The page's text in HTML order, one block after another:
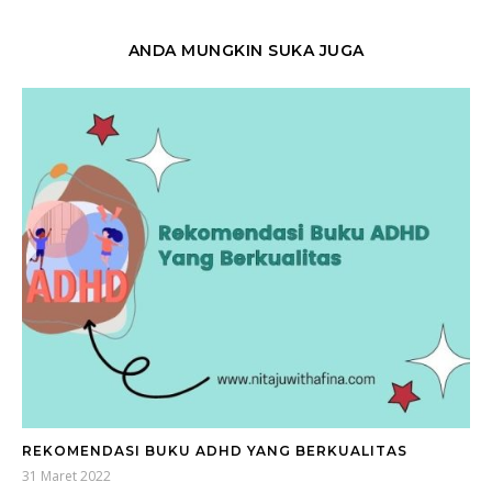
ANDA MUNGKIN SUKA JUGA
REKOMENDASI BUKU ADHD YANG BERKUALITAS
31 Maret 2022